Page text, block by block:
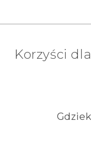
Korzyści